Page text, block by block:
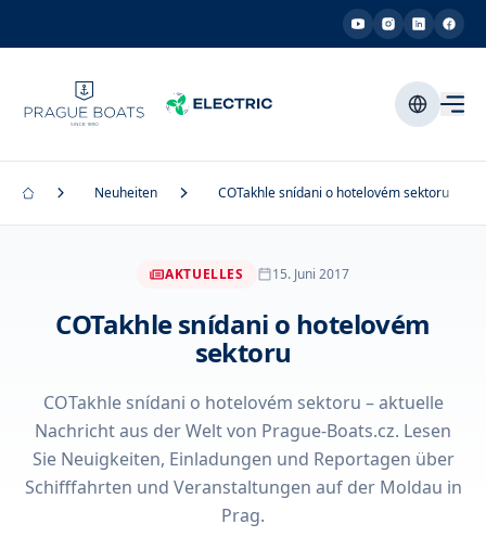
Neuheiten COTakhle snídani o hotelovém sektoru
AKTUELLES 15. Juni 2017
COTakhle snídani o hotelovém
sektoru
COTakhle snídani o hotelovém sektoru – aktuelle
Nachricht aus der Welt von Prague-Boats.cz. Lesen
Sie Neuigkeiten, Einladungen und Reportagen über
Schifffahrten und Veranstaltungen auf der Moldau in
Prag.